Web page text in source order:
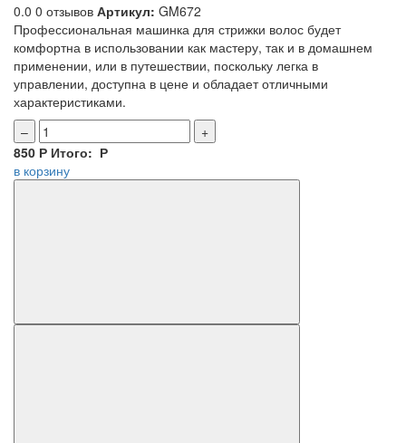
0.0 0 отзывов Артикул: GM672
Профессиональная машинка для стрижки волос будет
комфортна в использовании как мастеру, так и в домашнем
применении, или в путешествии, поскольку легка в
управлении, доступна в цене и обладает отличными
характеристиками.
–
+
850 Р Итого: Р
в корзину